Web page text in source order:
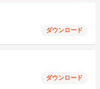
ダウンロード
ダウンロード